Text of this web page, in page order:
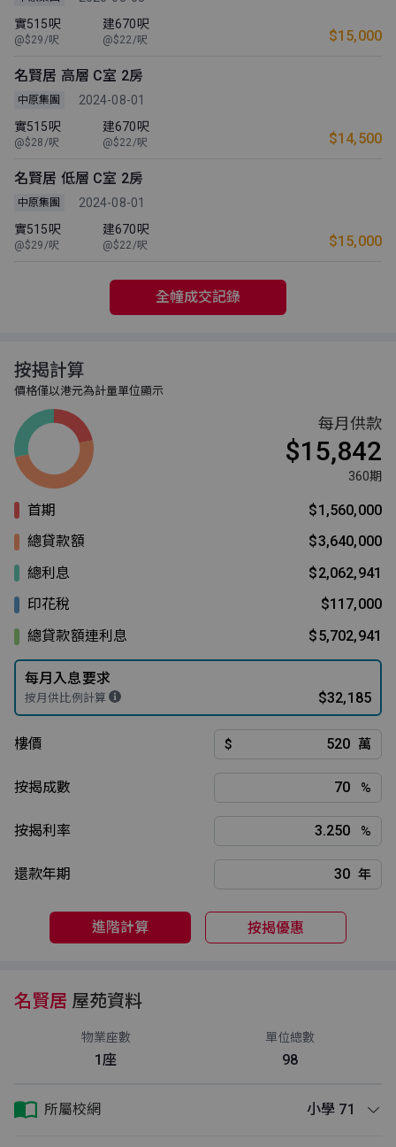
實515呎
@$29/呎
建670呎
@$22/呎 $15,000
名賢居 高層 C室 2房
中原集團
2024-08-01
實515呎
@$28/呎
建670呎
@$22/呎 $14,500
名賢居 低層 C室 2房
中原集團
2024-08-01
實515呎
@$29/呎
建670呎
@$22/呎 $15,000
全幢成交記錄
按揭計算
價格僅以港元為計量單位顯示
每月供款
$15,842
360期
首期
$1,560,000
總貸款額
$3,640,000
總利息
$2,062,941
印花稅
$117,000
總貸款額連利息
$5,702,941
每月入息要求
按月供比例計算 $32,185
樓價 $ 萬
按揭成數 %
按揭利率 %
還款年期 年
進階計算 按揭優惠
名賢居 屋苑資料
物業座數
1座
單位總數
98
所屬校網 小學 71